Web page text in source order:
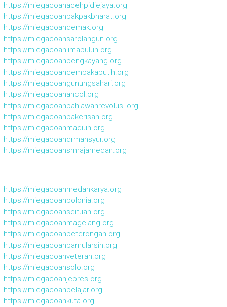
https://miegacoanacehpidiejaya.org
https://miegacoanpakpakbharat.org
https://miegacoandemak.org
https://miegacoansarolangun.org
https://miegacoanlimapuluh.org
https://miegacoanbengkayang.org
https://miegacoancempakaputih.org
https://miegacoangunungsahari.org
https://miegacoanancol.org
https://miegacoanpahlawanrevolusi.org
https://miegacoanpakerisan.org
https://miegacoanmadiun.org
https://miegacoandrmansyur.org
https://miegacoansmrajamedan.org
https://miegacoanmedankarya.org
https://miegacoanpolonia.org
https://miegacoanseituan.org
https://miegacoanmagelang.org
https://miegacoanpeterongan.org
https://miegacoanpamularsih.org
https://miegacoanveteran.org
https://miegacoansolo.org
https://miegacoanjebres.org
https://miegacoanpelajar.org
https://miegacoankuta.org